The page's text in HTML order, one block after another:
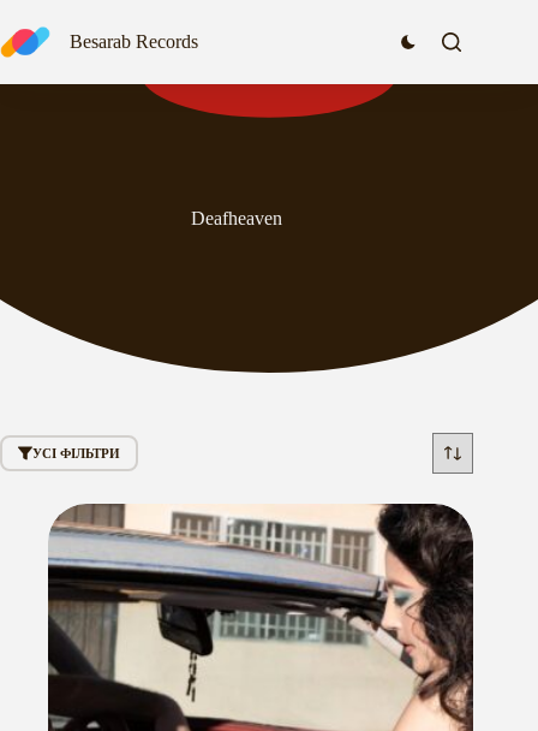
до
вмісту
Besarab Records
Deafheaven
УСІ ФІЛЬТРИ